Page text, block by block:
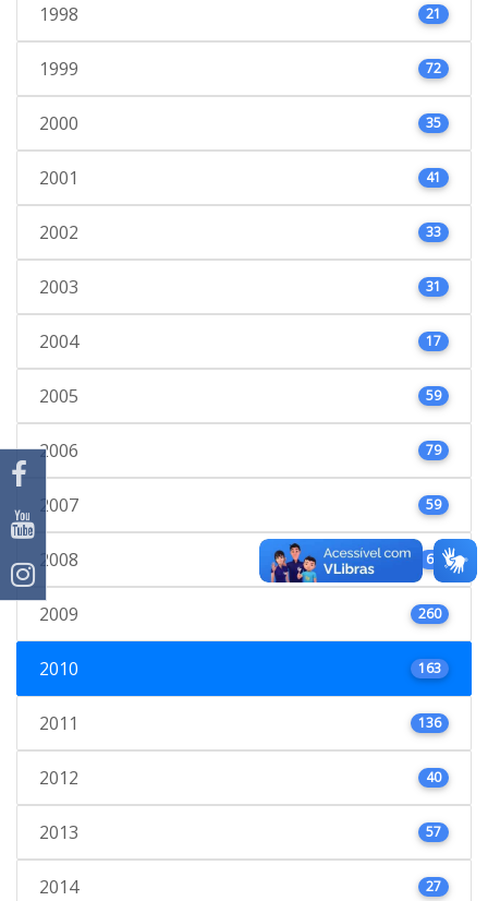
1998 21
1999 72
2000 35
2001 41
2002 33
2003 31
2004 17
2005 59
2006 79
2007 59
2008 66
2009 260
2010 163
2011 136
2012 40
2013 57
2014 27